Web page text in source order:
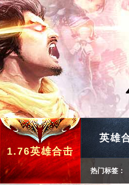
1.76英雄合击
英雄
热门标签：